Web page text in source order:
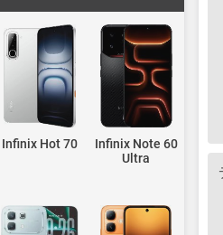
Infinix Hot 70
Infinix Note 60
Ultra